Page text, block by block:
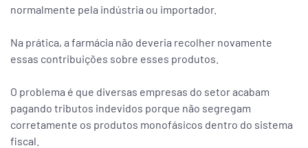
normalmente pela indústria ou importador.
Na prática, a farmácia não deveria recolher novamente
essas contribuições sobre esses produtos.
O problema é que diversas empresas do setor acabam
pagando tributos indevidos porque não segregam
corretamente os produtos monofásicos dentro do sistema
fiscal.